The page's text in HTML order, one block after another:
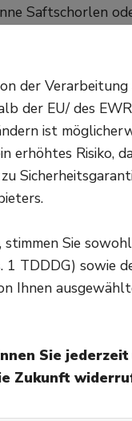
Saftschorlen
werden,
salzige
bringen.
Tipps bei Hitze?
sich nicht
massiv
suchen. Und
Wem auch das
aufzuhalten.
der
der EU/ des
ist
erhöhtes Risiko,
stimmen Sie
TDDDG) sowie
Ihnen
Sie
Zukunft